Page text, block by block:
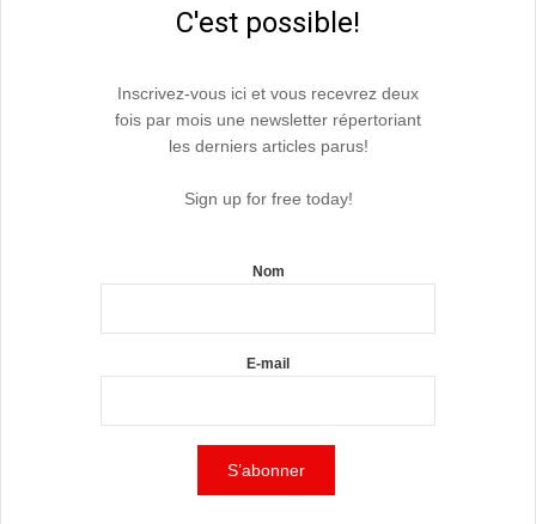
C'est possible!
Inscrivez-vous ici et vous recevrez deux
fois par mois une newsletter répertoriant
les derniers articles parus!
Sign up for free today!
Nom
E-mail